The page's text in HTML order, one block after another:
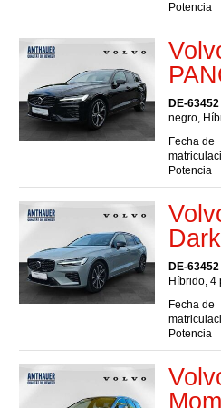
Potencia
DE-
negro,
Fecha de
Potencia
DE-
Híbrido,
Fecha de
Potencia